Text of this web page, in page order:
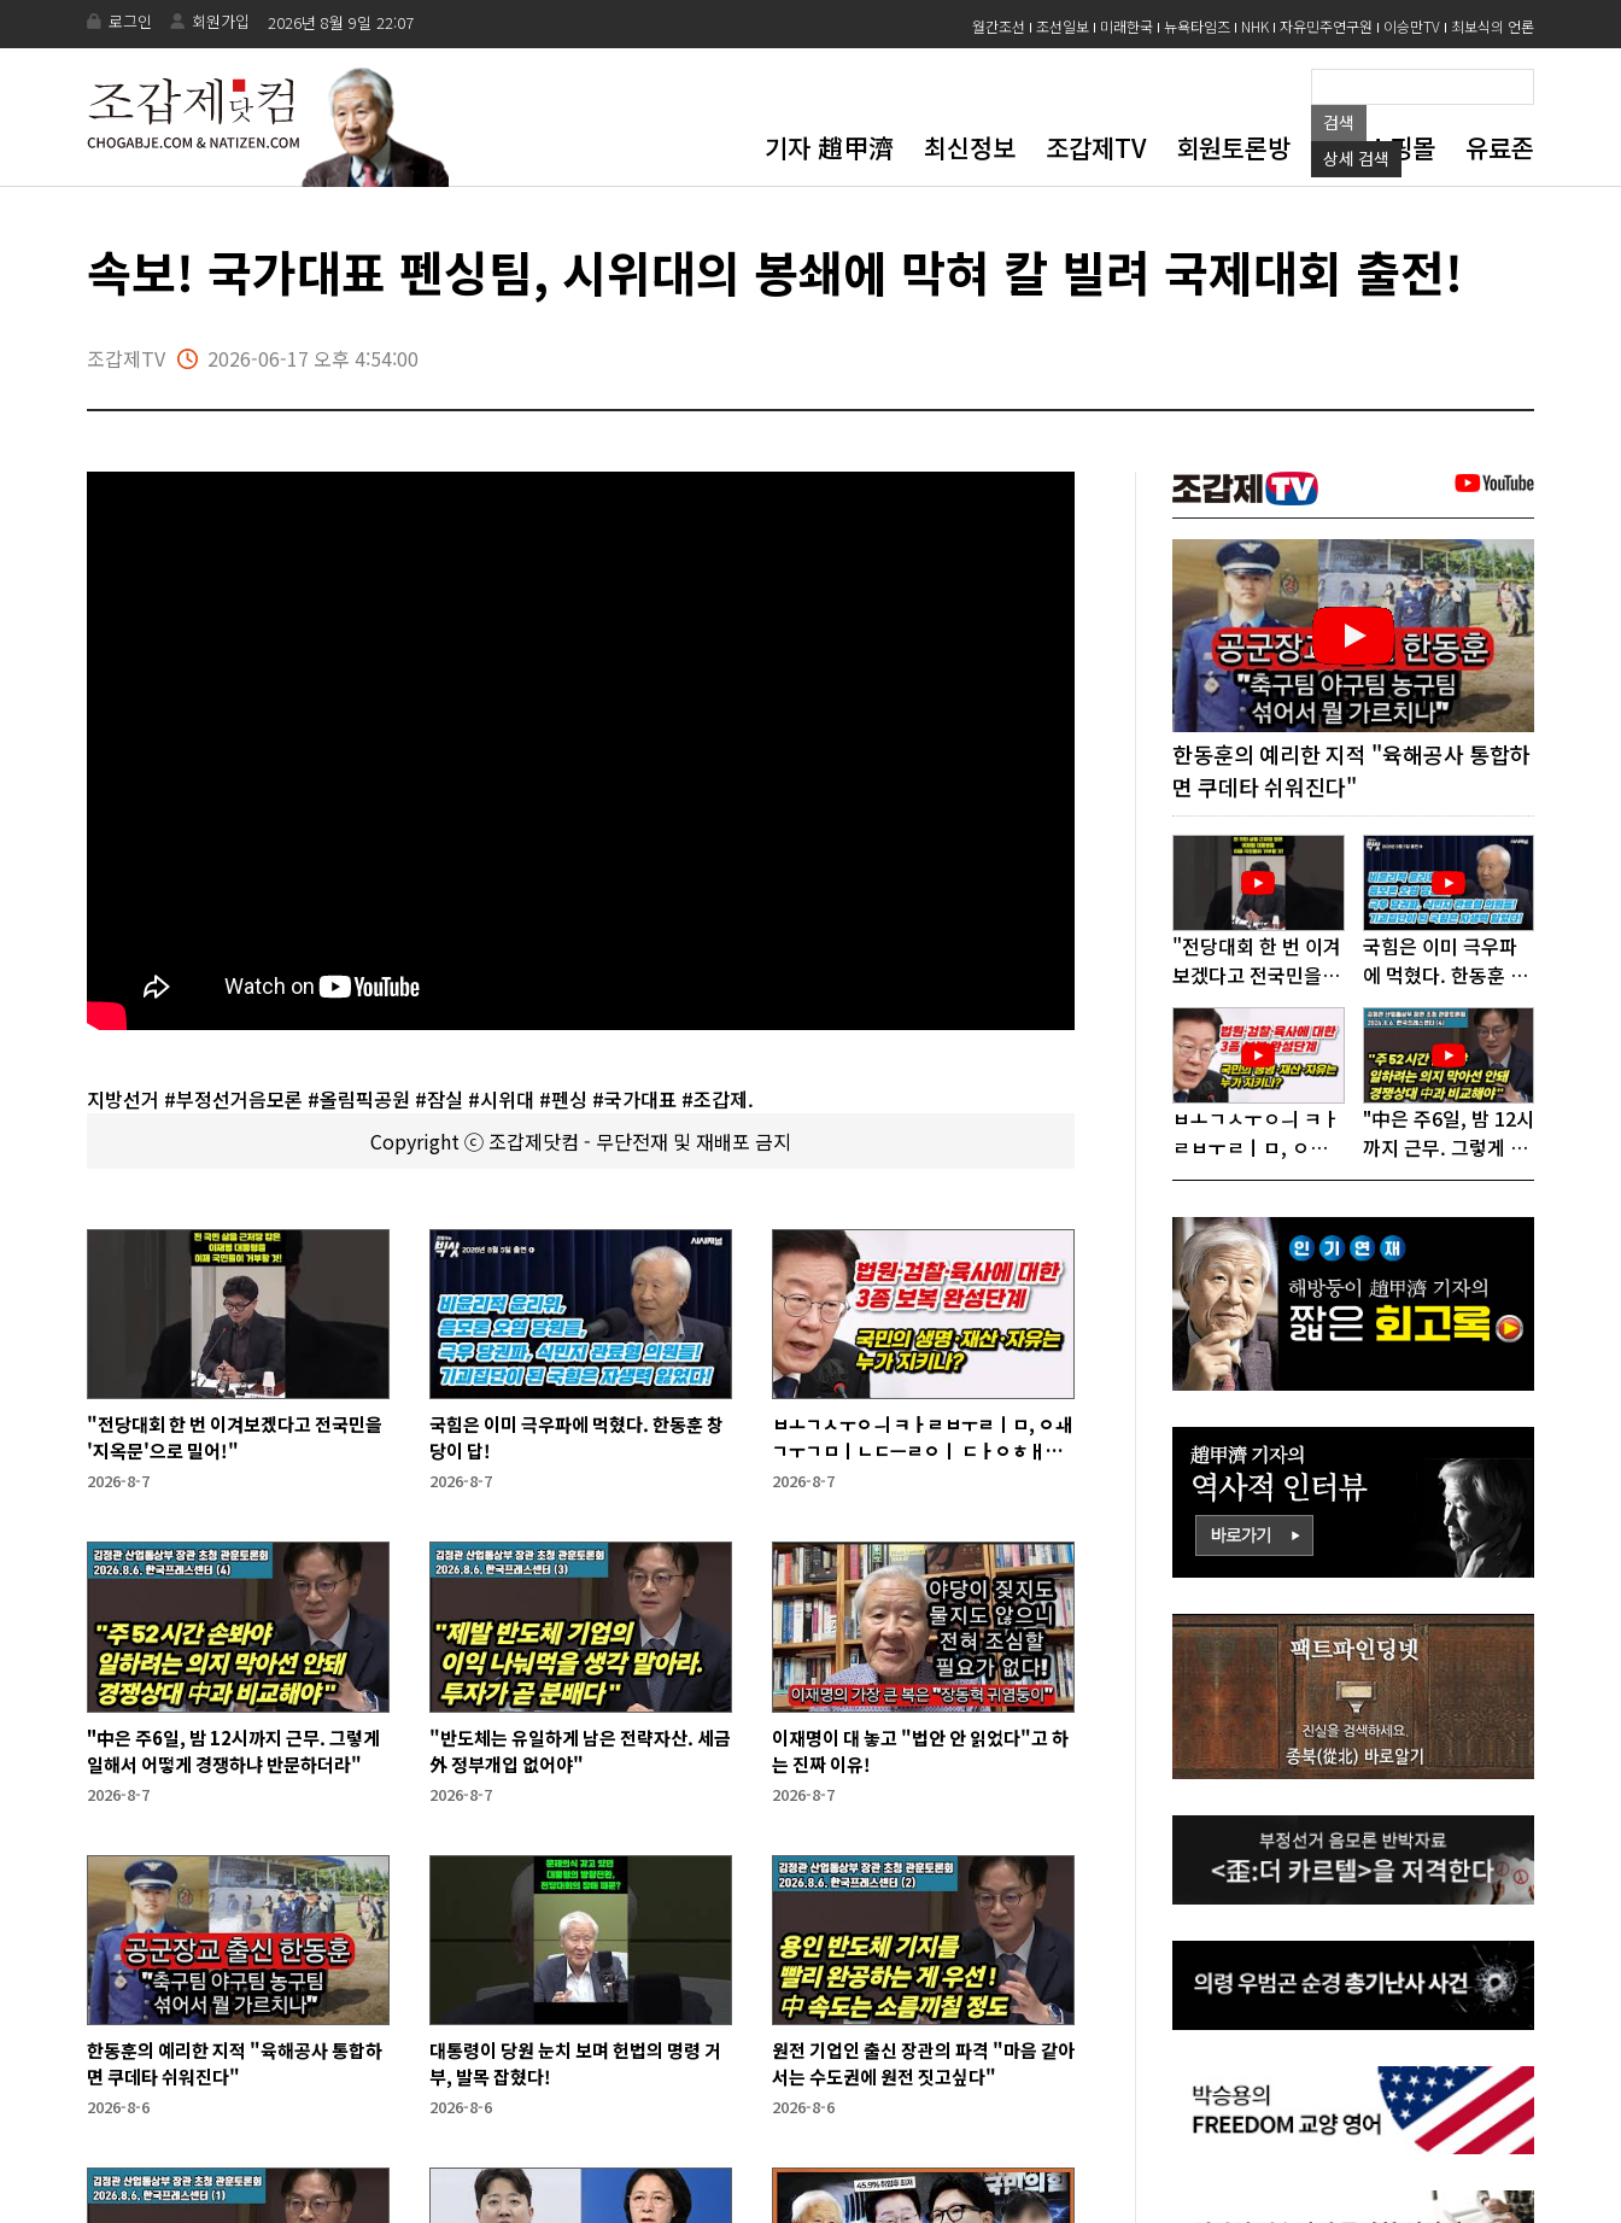
로그인 회원가입 2026년 8월 9일 22:07 월간조선 조선일보 미래한국 뉴욕타임즈 NHK 자유민주연구원 이승만TV 최보식의 언론
검색
상세 검색
기자 趙甲濟 최신정보 조갑제TV 회원토론방 도서쇼핑몰 유료존
속보! 국가대표 펜싱팀, 시위대의 봉쇄에 막혀 칼 빌려 국제대회 출전!
조갑제TV 2026-06-17 오후 4:54:00
지방선거 #부정선거음모론 #올림픽공원 #잠실 #시위대 #펜싱 #국가대표 #조갑제.
Copyright ⓒ 조갑제닷컴 - 무단전재 및 재배포 금지
"전당대회 한 번 이겨보겠다고 전국민을
'지옥문'으로 밀어!"
2026-8-7
국힘은 이미 극우파에 먹혔다. 한동훈 창
당이 답!
2026-8-7
ㅂㅗㄱㅅㅜㅇㅢ ㅋㅏㄹㅂㅜㄹㅣㅁ, ㅇㅙ
ㄱㅜㄱㅁㅣㄴㄷㅡㄹㅇㅣ ㄷㅏㅇㅎㅐㅇ
ㅑ ㅎㅏㄴㅏ?
2026-8-7
"中은 주6일, 밤 12시까지 근무. 그렇게
일해서 어떻게 경쟁하냐 반문하더라"
2026-8-7
"반도체는 유일하게 남은 전략자산. 세금
外 정부개입 없어야"
2026-8-7
이재명이 대 놓고 "법안 안 읽었다"고 하
는 진짜 이유!
2026-8-7
한동훈의 예리한 지적 "육해공사 통합하
면 쿠데타 쉬워진다"
2026-8-6
대통령이 당원 눈치 보며 헌법의 명령 거
부, 발목 잡혔다!
2026-8-6
원전 기업인 출신 장관의 파격 "마음 같아
서는 수도권에 원전 짓고싶다"
2026-8-6
한동훈의 예리한 지적 "육해공사 통합하
면 쿠데타 쉬워진다"
"전당대회 한 번 이겨
보겠다고 전국민을
'지옥문'으로 밀어!"
국힘은 이미 극우파
에 먹혔다. 한동훈 창
당이 답!
ㅂㅗㄱㅅㅜㅇㅢ ㅋㅏ
ㄹㅂㅜㄹㅣㅁ, ㅇㅙ
ㄱㅜㄱㅁㅣㄴㄷㅡㄹ
ㅎㅏㄴㅏ?
"中은 주6일, 밤 12시
까지 근무. 그렇게 일
해서 어떻게 경쟁하